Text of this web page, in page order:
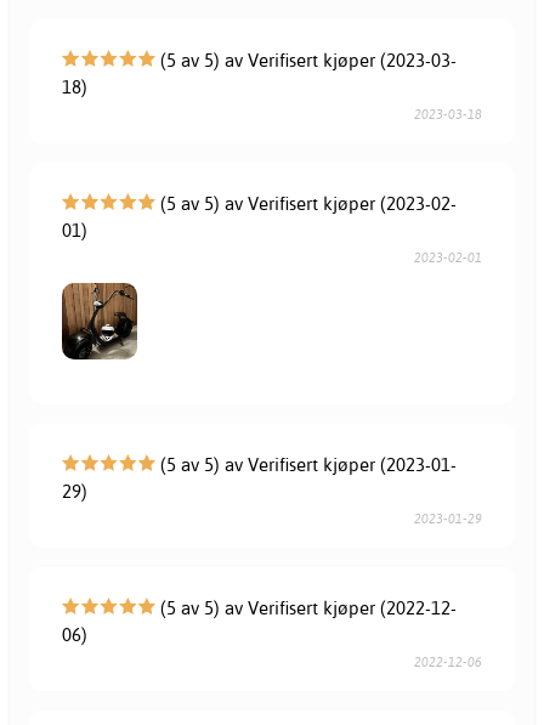
(5 av 5) av Verifisert kjøper (2023-03-
18)
2023-03-18
(5 av 5) av Verifisert kjøper (2023-02-
01)
2023-02-01
(5 av 5) av Verifisert kjøper (2023-01-
29)
2023-01-29
(5 av 5) av Verifisert kjøper (2022-12-
06)
2022-12-06